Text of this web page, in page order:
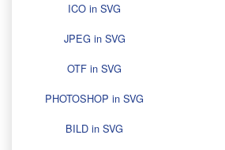
ICO in SVG
JPEG in SVG
OTF in SVG
PHOTOSHOP in SVG
BILD in SVG